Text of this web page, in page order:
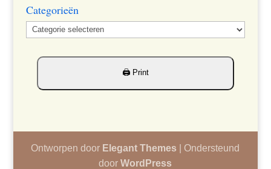
Categorieën
Categorieën
Ontworpen door Elegant Themes | Ondersteund
doorWordPress